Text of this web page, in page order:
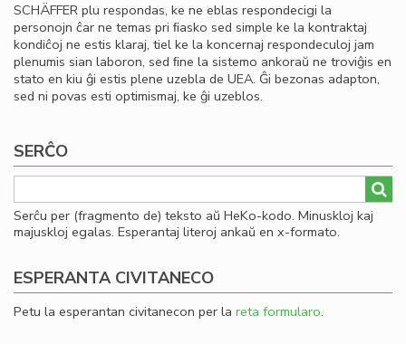
SCHÄFFER plu respondas, ke ne eblas respondecigi la
personojn ĉar ne temas pri ﬁasko sed simple ke la kontraktaj
kondiĉoj ne estis klaraj, tiel ke la koncernaj respondeculoj jam
plenumis sian laboron, sed ﬁne la sistemo ankoraŭ ne troviĝis en
stato en kiu ĝi estis plene uzebla de UEA. Ĝi bezonas adapton,
sed ni povas esti optimismaj, ke ĝi uzeblos.
SERĈO
Serĉu per (fragmento de) teksto aŭ HeKo-kodo. Minuskloj kaj
majuskloj egalas. Esperantaj literoj ankaŭ en x-formato.
ESPERANTA CIVITANECO
Petu la esperantan civitanecon per la reta formularo.